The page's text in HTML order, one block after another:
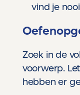
vind je
Zoek in de
voorwerp.
hebben er